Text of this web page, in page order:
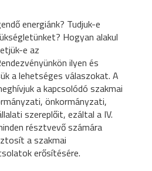
energiánk? Tudjuk-e
Hogyan alakul
e az
ilyen és
a lehetséges válaszokat. A
a kapcsolódó szakmai
önkormányzati,
szereplőit, ezáltal a IV.
résztvevő számára
a szakmai
erősítésére.